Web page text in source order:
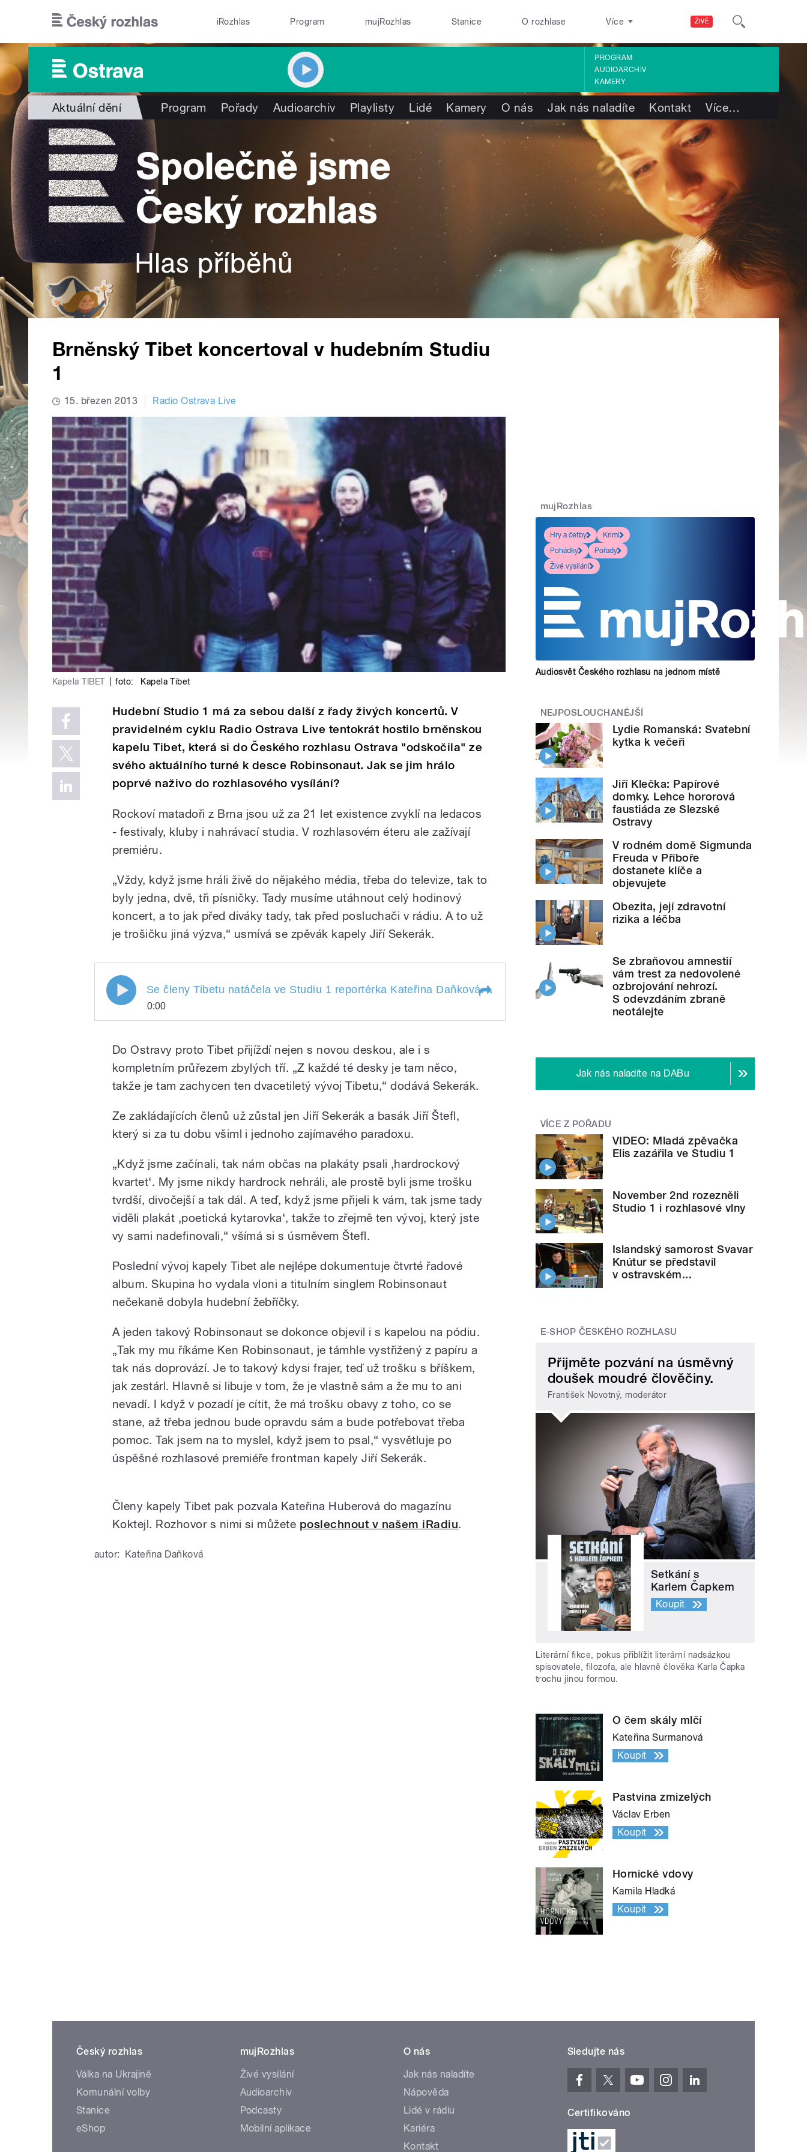
ŽIVĚ
iRozhlas Program mujRozhlas Stanice O rozhlase Více
PROGRAM
AUDIOARCHIV
KAMERY
Aktuální dění Program Pořady Audioarchiv Playlisty Lidé Kamery O nás Jak nás naladíte Kontakt Více…
Brněnský Tibet koncertoval v hudebním Studiu
1
15. březen 2013 Radio Ostrava Live
Kapela TIBET foto: Kapela Tibet
Hudební Studio 1 má za sebou další z řady živých koncertů. V
pravidelném cyklu Radio Ostrava Live tentokrát hostilo brněnskou
kapelu Tibet, která si do Českého rozhlasu Ostrava "odskočila" ze
svého aktuálního turné k desce Robinsonaut. Jak se jim hrálo
poprvé naživo do rozhlasového vysílání?
Rockoví matadoři z Brna jsou už za 21 let existence zvyklí na ledacos
- festivaly, kluby i nahrávací studia. V rozhlasovém éteru ale zažívají
premiéru.
„Vždy, když jsme hráli živě do nějakého média, třeba do televize, tak to
byly jedna, dvě, tři písničky. Tady musíme utáhnout celý hodinový
koncert, a to jak před diváky tady, tak před posluchači v rádiu. A to už
je trošičku jiná výzva,“ usmívá se zpěvák kapely Jiří Sekerák.
Se členy Tibetu natáčela ve Studiu 1 reportérka Kateřina Daňková. Vysílali jsme v Dobrém ránu s ČRo Ostrava." style="">
0:00
reportérka Kateřina Daňková. Vysílali jsme
v Dobrém ránu s ČRo
Do Ostravy proto Tibet přijíždí nejen s novou deskou, ale i s
kompletním průřezem zbylých tří. „Z každé té desky je tam něco,
takže je tam zachycen ten dvacetiletý vývoj Tibetu,“ dodává Sekerák.
Ze zakládajících členů už zůstal jen Jiří Sekerák a basák Jiří Štefl,
který si za tu dobu všiml i jednoho zajímavého paradoxu.
„Když jsme začínali, tak nám občas na plakáty psali ‚hardrockový
kvartet‘. My jsme nikdy hardrock nehráli, ale prostě byli jsme trošku
tvrdší, divočejší a tak dál. A teď, když jsme přijeli k vám, tak jsme tady
viděli plakát ‚poetická kytarovka‘, takže to zřejmě ten vývoj, který jste
vy sami nadefinovali,“ všímá si s úsměvem Štefl.
Poslední vývoj kapely Tibet ale nejlépe dokumentuje čtvrté řadové
album. Skupina ho vydala vloni a titulním singlem Robinsonaut
nečekaně dobyla hudební žebříčky.
A jeden takový Robinsonaut se dokonce objevil i s kapelou na pódiu.
„Tak my mu říkáme Ken Robinsonaut, je támhle vystřižený z papíru a
tak nás doprovází. Je to takový kdysi frajer, teď už trošku s bříškem,
jak zestárl. Hlavně si libuje v tom, že je vlastně sám a že mu to ani
nevadí. I když v pozadí je cítit, že má trošku obavy z toho, co se
stane, až třeba jednou bude opravdu sám a bude potřebovat třeba
pomoc. Tak jsem na to myslel, když jsem to psal,“ vysvětluje po
úspěšné rozhlasové premiéře frontman kapely Jiří Sekerák.
Členy kapely Tibet pak pozvala Kateřina Huberová do magazínu
Koktejl. Rozhovor s nimi si můžete poslechnout v našem iRadiu.
autor: Kateřina Daňková
mujRozhlas
Hry a četby
Krimi
Pohádky
Pořady
Živé vysílání
Audiosvět Českého rozhlasu na jednom místě
NEJPOSLOUCHANĚJŠÍ
Lydie Romanská: Svatební
kytka k večeři
Jiří Klečka: Papírové
domky. Lehce hororová
faustiáda ze Slezské
Ostravy
V rodném domě Sigmunda
Freuda v Příboře
dostanete klíče a
objevujete
Obezita, její zdravotní
rizika a léčba
Se zbraňovou amnestií
vám trest za nedovolené
ozbrojování nehrozí.
S odevzdáním zbraně
neotálejte
Jak nás naladíte na DABu
VÍCE Z POŘADU
VIDEO: Mladá zpěvačka
Elis zazářila ve Studiu 1
November 2nd rozezněli
Studio 1 i rozhlasové vlny
Islandský samorost Svavar
Knútur se představil
v ostravském...
E-SHOP ČESKÉHO ROZHLASU
Přijměte pozvání na úsměvný
doušek moudré člověčiny.
František Novotný, moderátor
Setkání s
Karlem Čapkem
Koupit
Literární fikce, pokus přiblížit literární nadsázkou
spisovatele, filozofa, ale hlavně člověka Karla Čapka
trochu jinou formou.
O čem skály mlčí
Kateřina Surmanová
Koupit
Pastvina zmizelých
Václav Erben
Koupit
Hornické vdovy
Kamila Hladká
Koupit
Český rozhlas
Válka na Ukrajině
Komunální volby
Stanice
eShop
mujRozhlas
Živé vysílání
Audioarchiv
Podcasty
Mobilní aplikace
O nás
Jak nás naladíte
Nápověda
Lidé v rádiu
Kariéra
Kontakt
Sledujte nás
Certifikováno